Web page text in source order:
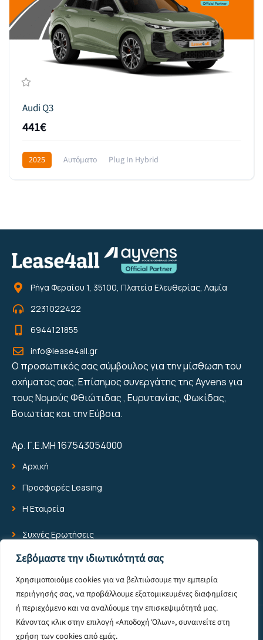
Σεβόμαστε την ιδιωτικότητά σας
Χρησιμοποιούμε cookies για να βελτιώσουμε την εμπειρία
περιήγησής σας, να προβάλλουμε εξατομικευμένες διαφημίσεις
ή περιεχόμενο και να αναλύουμε την επισκεψιμότητά μας.
Κάνοντας κλικ στην επιλογή «Αποδοχή Όλων», συναινείτε στη
χρήση των cookies από εμάς.
Audi Q3
441€
2025 Αυτόματο
Plug In Hybrid
Front Wheel Drive
629€
Ρήγα Φεραίου 1, 35100, Πλατεία Ελευθερίας, Λαμία
2231022422
6944121855
info@lease4all.gr
Ο προσωπικός σας σύμβουλος για την μίσθωση του
οχήματος σας. Επίσημος συνεργάτης της Ayvens για
τους Νομούς Φθιώτιδας , Ευρυτανίας, Φωκίδας,
Βοιωτίας και την Εύβοια.
Αρ. Γ.Ε.ΜΗ 167543054000
Αρχική
Προσφορές Leasing
Η Εταιρεία
Συχνές Ερωτήσεις
Blog
Επικοινωνία
© 2025 All Rights Reserved -